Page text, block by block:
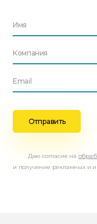
Даю согласие на
и получение рекламных и